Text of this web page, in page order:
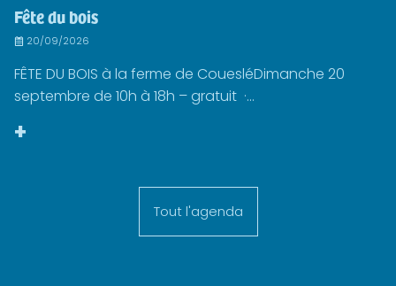
Fête du bois
20/09/2026
FÊTE DU BOIS à la ferme de CouesléDimanche 20
septembre de 10h à 18h – gratuit ·...
+
Tout l'agenda